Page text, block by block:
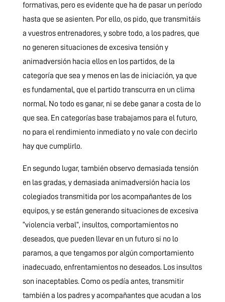
formativas, pero es evidente que ha de pasar un período
hasta que se asienten. Por ello, os pido, que transmitáis
a vuestros entrenadores, y sobre todo, a los padres, que
no generen situaciones de excesiva tensión y
animadversión hacia ellos en los partidos, de la
categoría que sea y menos en las de iniciación, ya que
es fundamental, que el partido transcurra en un clima
normal. No todo es ganar, ni se debe ganar a costa de lo
que sea. En categorías base trabajamos para el futuro,
no para el rendimiento inmediato y no vale con decirlo
hay que cumplirlo.
En segundo lugar, también observo demasiada tensión
en las gradas, y demasiada animadversión hacia los
colegiados transmitida por los acompañantes de los
equipos, y se están generando situaciones de excesiva
“violencia verbal”, insultos, comportamientos no
deseados, que pueden llevar en un futuro si no lo
paramos, a que tengamos por algún comportamiento
inadecuado, enfrentamientos no deseados. Los insultos
son inaceptables. Como os pedía antes, transmitir
también a los padres y acompañantes que acudan a los